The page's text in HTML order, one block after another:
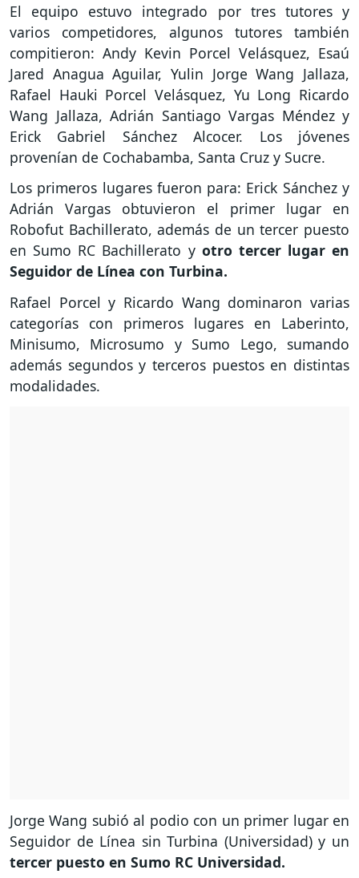
El equipo estuvo integrado por tres tutores y
varios competidores, algunos tutores también
compitieron: Andy Kevin Porcel Velásquez, Esaú
Jared Anagua Aguilar, Yulin Jorge Wang Jallaza,
Rafael Hauki Porcel Velásquez, Yu Long Ricardo
Wang Jallaza, Adrián Santiago Vargas Méndez y
Erick Gabriel Sánchez Alcocer. Los jóvenes
provenían de Cochabamba, Santa Cruz y Sucre.
Los primeros lugares fueron para: Erick Sánchez y
Adrián Vargas obtuvieron el primer lugar en
Robofut Bachillerato, además de un tercer puesto
en Sumo RC Bachillerato y otro tercer lugar en
Seguidor de Línea con Turbina.
Rafael Porcel y Ricardo Wang dominaron varias
categorías con primeros lugares en Laberinto,
Minisumo, Microsumo y Sumo Lego, sumando
además segundos y terceros puestos en distintas
modalidades.
Jorge Wang subió al podio con un primer lugar en
Seguidor de Línea sin Turbina (Universidad) y un
tercer puesto en Sumo RC Universidad.